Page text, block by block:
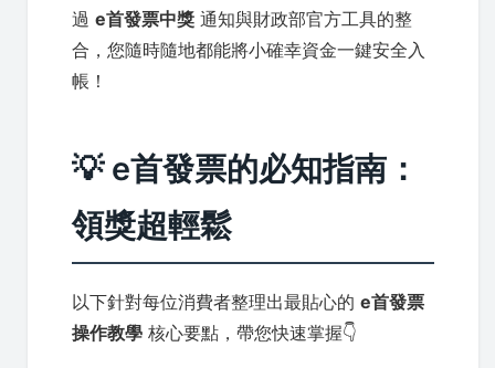
過 e首發票中獎 通知與財政部官方工具的整
合，您隨時隨地都能將小確幸資金一鍵安全入
帳！
💡 e首發票的必知指南：
領獎超輕鬆
以下針對每位消費者整理出最貼心的 e首發票
操作教學 核心要點，帶您快速掌握👇